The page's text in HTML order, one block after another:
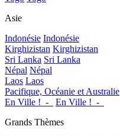
Asie
Indonésie Indonésie
Kirghizistan Kirghizistan
Sri Lanka Sri Lanka
Népal Népal
Laos Laos
Pacifique, Océanie et Australie
En Ville !_-_
En Ville !_-_
Grands Thèmes